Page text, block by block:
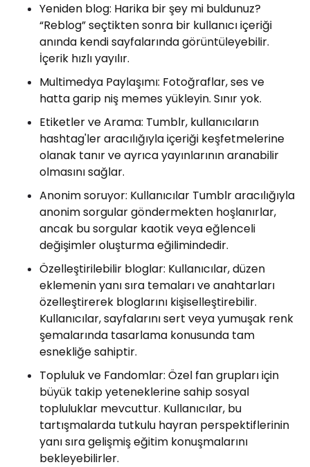
Yeniden blog: Harika bir şey mi buldunuz?
“Reblog” seçtikten sonra bir kullanıcı içeriği
anında kendi sayfalarında görüntüleyebilir.
İçerik hızlı yayılır.
Multimedya Paylaşımı: Fotoğraflar, ses ve
hatta garip niş memes yükleyin. Sınır yok.
Etiketler ve Arama: Tumblr, kullanıcıların
hashtag'ler aracılığıyla içeriği keşfetmelerine
olanak tanır ve ayrıca yayınlarının aranabilir
olmasını sağlar.
Anonim soruyor: Kullanıcılar Tumblr aracılığıyla
anonim sorgular göndermekten hoşlanırlar,
ancak bu sorgular kaotik veya eğlenceli
değişimler oluşturma eğilimindedir.
Özelleştirilebilir bloglar: Kullanıcılar, düzen
eklemenin yanı sıra temaları ve anahtarları
özelleştirerek bloglarını kişiselleştirebilir.
Kullanıcılar, sayfalarını sert veya yumuşak renk
şemalarında tasarlama konusunda tam
esnekliğe sahiptir.
Topluluk ve Fandomlar: Özel fan grupları için
büyük takip yeteneklerine sahip sosyal
topluluklar mevcuttur. Kullanıcılar, bu
tartışmalarda tutkulu hayran perspektiflerinin
yanı sıra gelişmiş eğitim konuşmalarını
bekleyebilirler.